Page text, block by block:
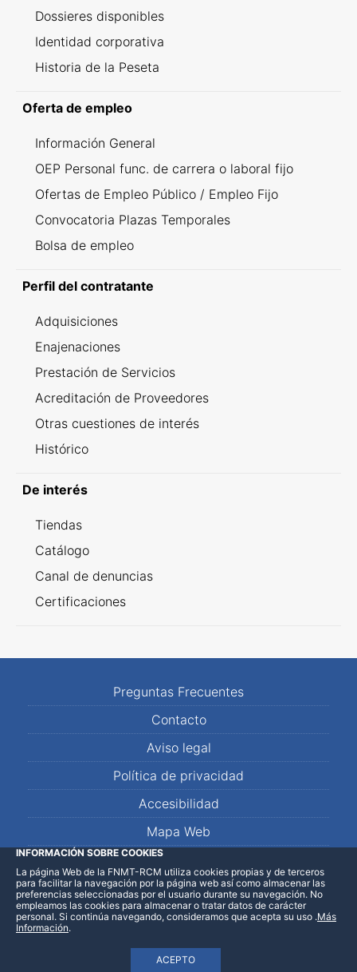
Dossieres disponibles
Identidad corporativa
Historia de la Peseta
Oferta de empleo
Información General
OEP Personal func. de carrera o laboral fijo
Ofertas de Empleo Público / Empleo Fijo
Convocatoria Plazas Temporales
Bolsa de empleo
Perfil del contratante
Adquisiciones
Enajenaciones
Prestación de Servicios
Acreditación de Proveedores
Otras cuestiones de interés
Histórico
De interés
Tiendas
Catálogo
Canal de denuncias
Certificaciones
Preguntas Frecuentes
Contacto
Aviso legal
Política de privacidad
Accesibilidad
Mapa Web
LinkedInFacebookWhatsApp
INFORMACIÓN SOBRE COOKIES
La página Web de la FNMT-RCM utiliza cookies propias y de terceros
para facilitar la navegación por la página web así como almacenar las
preferencias seleccionadas por el usuario durante su navegación. No
empleamos las cookies para almacenar o tratar datos de carácter
personal. Si continúa navegando, consideramos que acepta su uso
ACEPTO
.Más
Información.